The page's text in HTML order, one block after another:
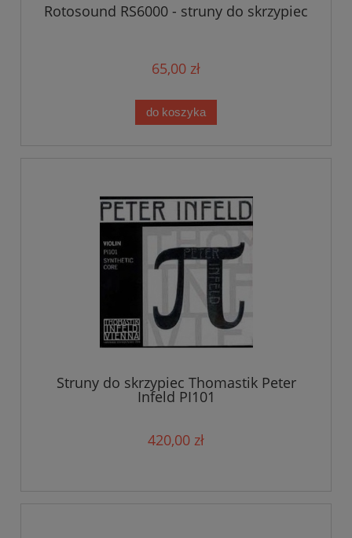
Rotosound RS6000 - struny do skrzypiec
65,00 zł
do koszyka
Struny do skrzypiec Thomastik Peter
Infeld PI101
420,00 zł